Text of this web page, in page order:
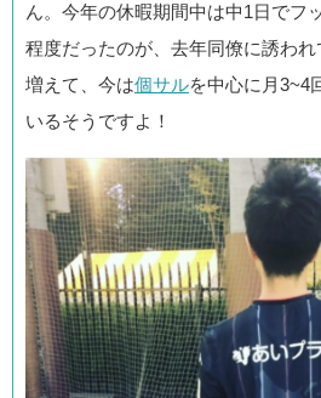
ん。今年の休暇期間中は中1日でフ
程度だったのが、去年同僚に誘わ
増えて、今は個サルを中心に月3~4
いるそうですよ！